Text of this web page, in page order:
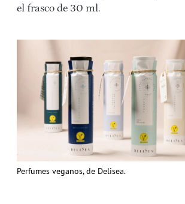
el frasco de 30 ml.
Perfumes veganos, de Delisea.